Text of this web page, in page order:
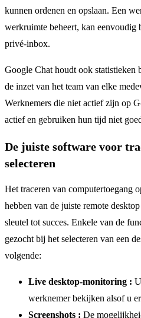
kunnen ordenen en opslaan. Een
werkruimte beheert, kan eenvoudig
privé-inbox.
Google Chat houdt ook statistieken
de inzet van het team van elke
Werknemers die niet actief zijn op
actief en gebruiken hun tijd niet
De juiste software voor
selecteren
Het traceren van computertoegang
hebben van de juiste remote
sleutel tot succes. Enkele van de
gezocht bij het selecteren van een
volgende:
Live desktop-monitoring :
werknemer bekijken alsof u
Screenshots : De